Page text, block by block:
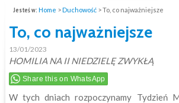
Jesteś w: Home >Duchowość >To, co najważniejsze
To, co najważniejsze
13/01/2023
HOMILIA NA II NIEDZIELĘ ZWYKŁĄ
Share this on WhatsApp
W tych dniach rozpoczynamy Tydzień